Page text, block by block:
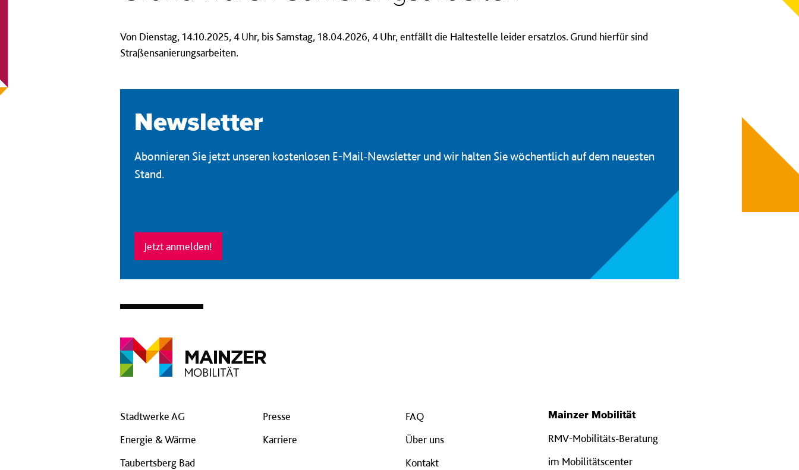
Von Dienstag, 14.10.2025, 4 Uhr, bis Samstag, 18.04.2026, 4 Uhr, entfällt die Haltestelle leider ersatzlos. Grund hierfür sind
Straßensanierungsarbeiten.
Newsletter
Abonnieren Sie jetzt unseren kostenlosen E-Mail-Newsletter und wir halten Sie wöchentlich auf dem neuesten
Stand.
Jetzt anmelden!
Stadtwerke AG
Energie & Wärme
Taubertsberg Bad
Presse
Karriere
FAQ
Über uns
Kontakt
Mainzer Mobilität
RMV-Mobilitäts-Beratung
im Mobilitätscenter